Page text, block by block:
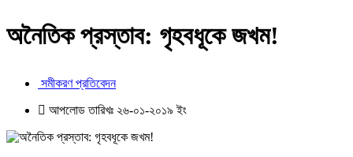
অনৈতিক প্রস্তাব: গৃহবধূকে জখম!
সমীকরণ প্রতিবেদন
আপলোড তারিখঃ ২৬-০১-২০১৯ ইং